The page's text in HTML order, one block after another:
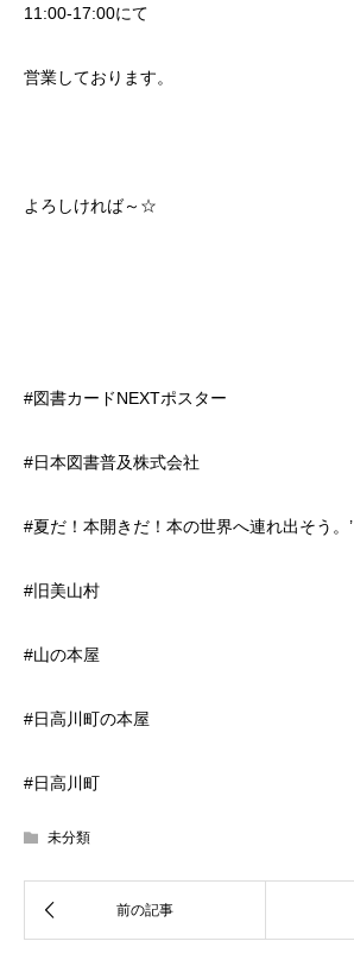
11:00-17:00にて
営業しております。
よろしければ～☆
#図書カードNEXTポスター
#日本図書普及株式会社
#夏だ！本開きだ！本の世界へ連れ出そう。’
#旧美山村
#山の本屋
#日高川町の本屋
#日高川町
未分類